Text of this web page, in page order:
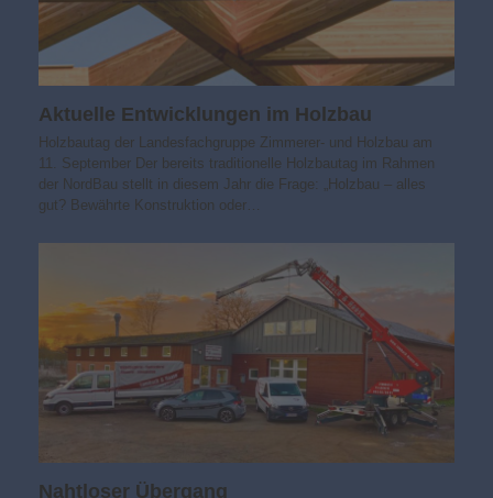
Aktuelle Entwicklungen im Holzbau
Holzbautag der Landesfachgruppe Zimmerer- und Holzbau am
11. September Der bereits traditionelle Holzbautag im Rahmen
der NordBau stellt in diesem Jahr die Frage: „Holzbau – alles
gut? Bewährte Konstruktion oder…
Nahtloser Übergang